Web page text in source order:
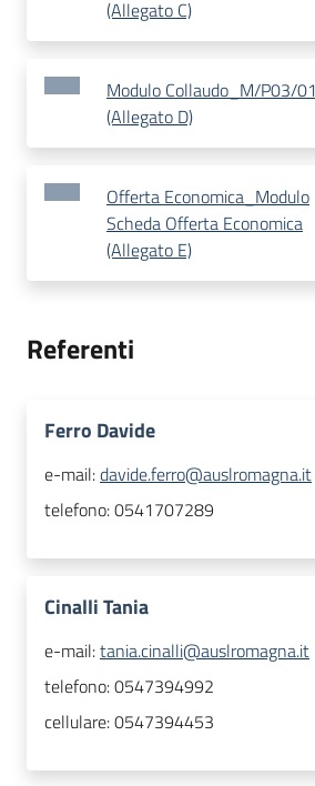
(Allegato C)
Modulo Collaudo_M/P03/01
(Allegato D)
Offerta Economica_Modulo
Scheda Offerta Economica
(Allegato E)
Referenti
Ferro Davide
e-mail:davide.ferro@auslromagna.it
telefono:0541707289
Cinalli Tania
e-mail:tania.cinalli@auslromagna.it
telefono:0547394992
cellulare:0547394453